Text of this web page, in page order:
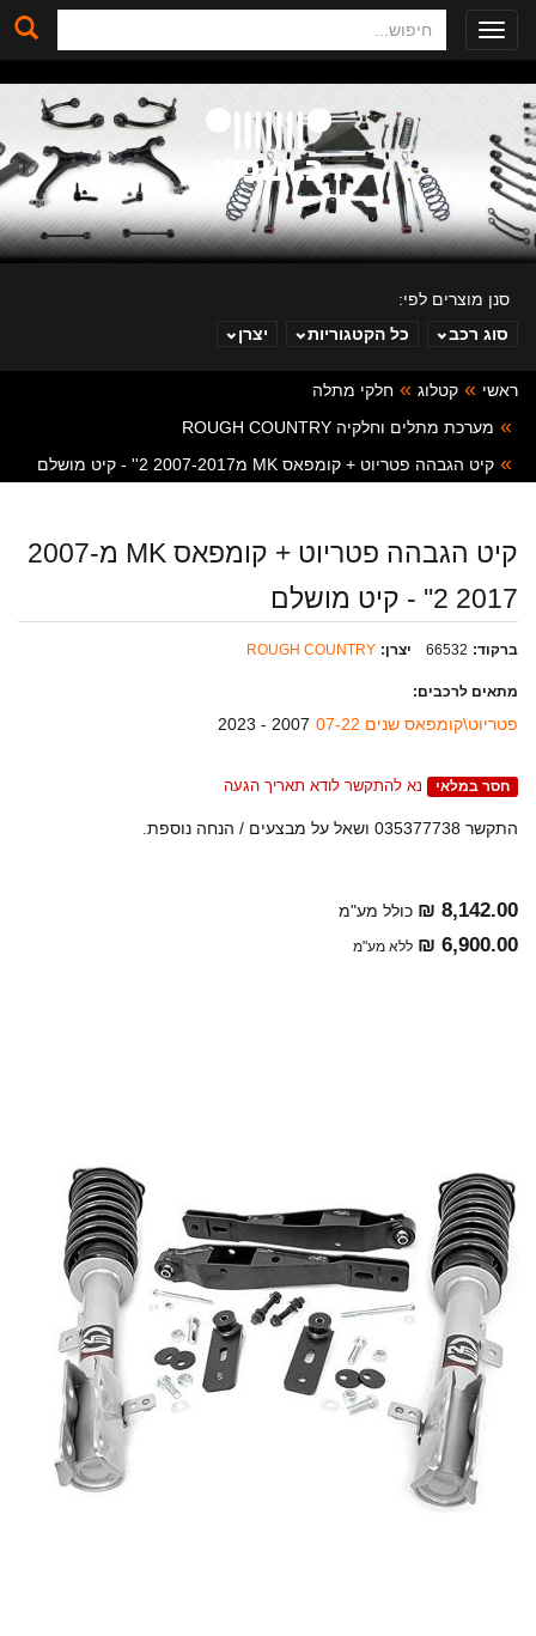
Toggle
navigation
סנן מוצרים לפי:
סוג רכב
כל הקטגוריות יצרן
ראשי קטלוג
חלקי מתלה
מערכת מתלים וחלקיה ROUGH COUNTRY
קיט הגבהה פטריוט + קומפאס MK מ2007-2017 2'' - קיט מושלם
קיט הגבהה פטריוט + קומפאס MK מ2007-
2017 2'' - קיט מושלם
ברקוד: 66532 יצרן: ROUGH COUNTRY
מתאים לרכבים:
פטריוט\קומפאס שנים 07-22 2007 - 2023
חסר במלאי נא להתקשר לודא תאריך הגעה
התקשר 035377738 ושאל על מבצעים / הנחה נוספת.
8,142.00 ₪ כולל מע"מ
6,900.00 ₪ ללא מע"מ